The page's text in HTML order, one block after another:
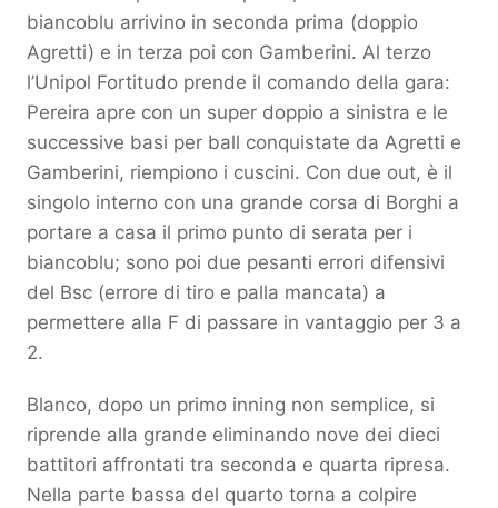
biancoblu arrivino in seconda prima (doppio
Agretti) e in terza poi con Gamberini. Al terzo
l’Unipol Fortitudo prende il comando della gara:
Pereira apre con un super doppio a sinistra e le
successive basi per ball conquistate da Agretti e
Gamberini, riempiono i cuscini. Con due out, è il
singolo interno con una grande corsa di Borghi a
portare a casa il primo punto di serata per i
biancoblu; sono poi due pesanti errori difensivi
del Bsc (errore di tiro e palla mancata) a
permettere alla F di passare in vantaggio per 3 a
2.
Blanco, dopo un primo inning non semplice, si
riprende alla grande eliminando nove dei dieci
battitori affrontati tra seconda e quarta ripresa.
Nella parte bassa del quarto torna a colpire